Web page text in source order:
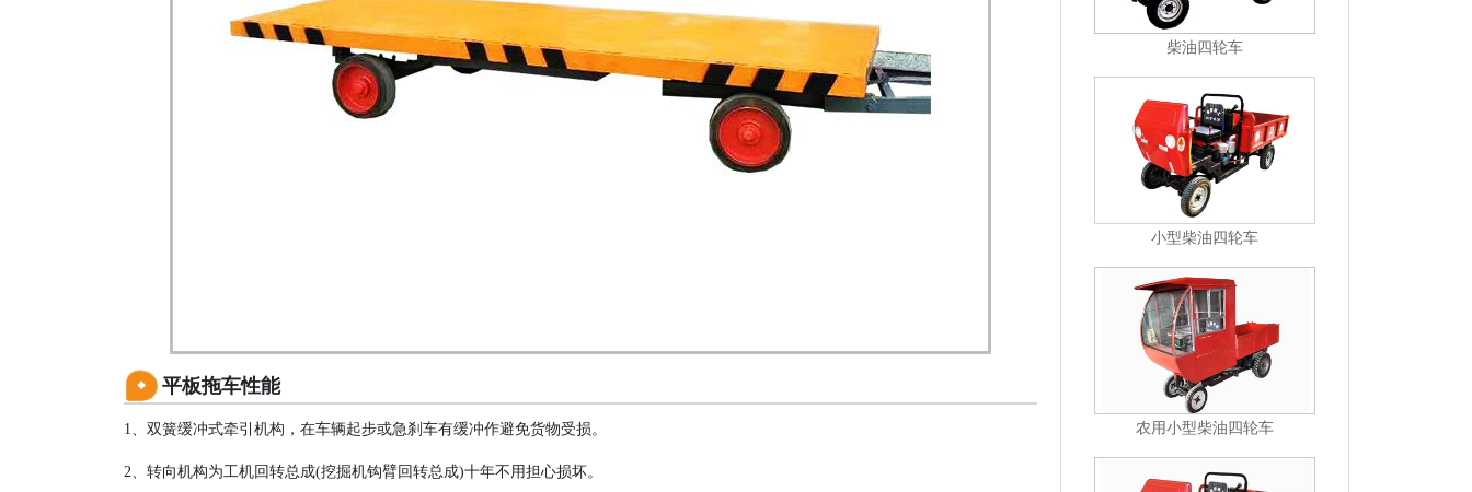
平板拖车性能
1、双簧缓冲式牵引机构，在车辆起步或急刹车有缓冲作避免货物受损。
2、转向机构为工机回转总成(挖掘机钩臂回转总成)十年不用担心损坏。
柴油四轮车
小型柴油四轮车
农用小型柴油四轮车